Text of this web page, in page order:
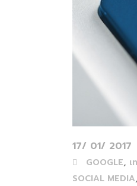
17/ 01/ 2017
GOOGLE, เ
SOCIAL MEDIA,